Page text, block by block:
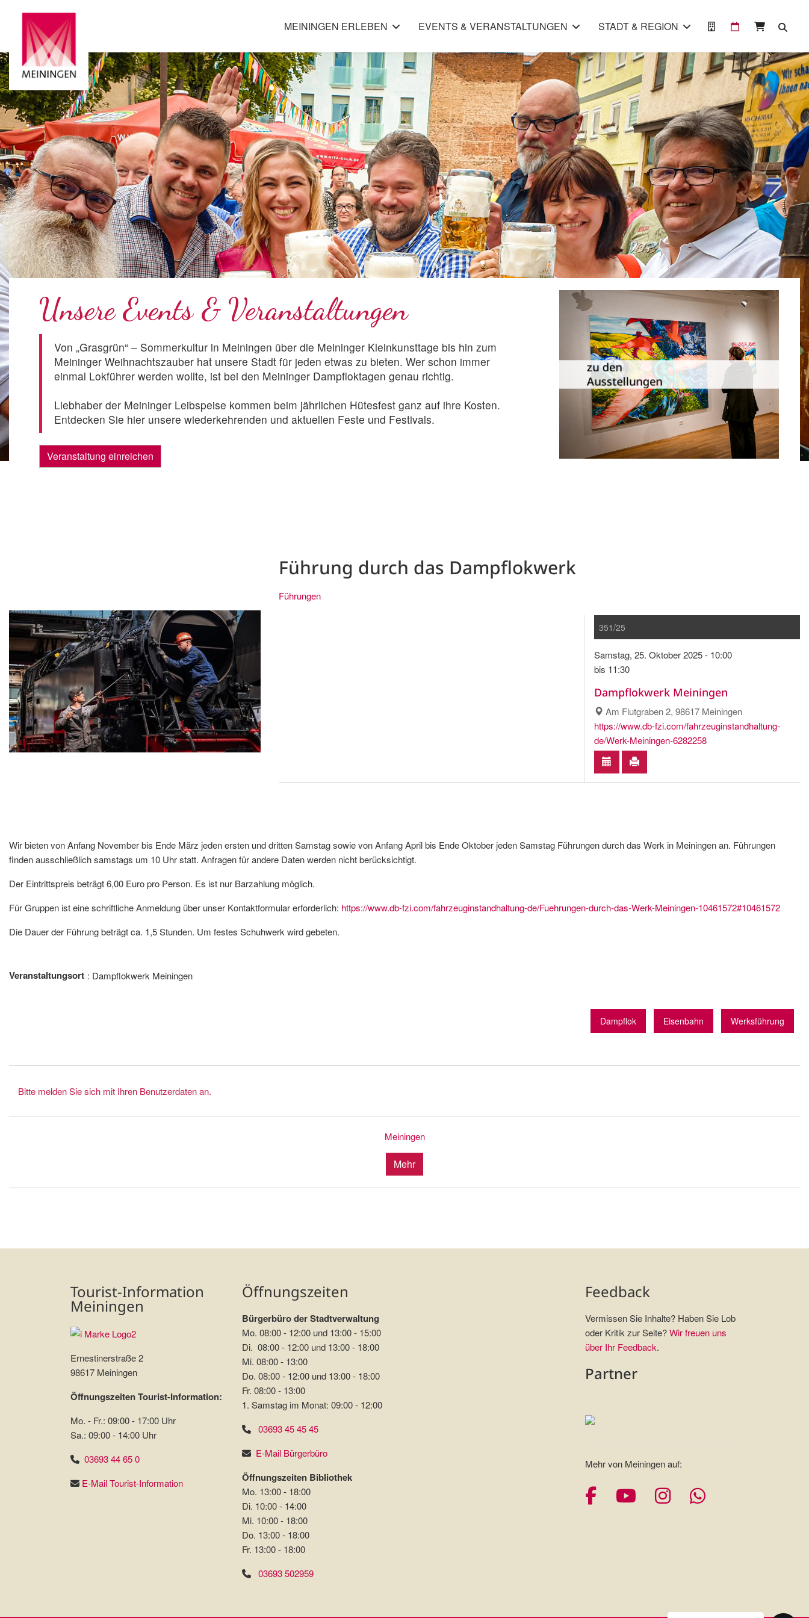
MEININGEN ERLEBEN EVENTS & VERANSTALTUNGEN STADT & REGION
Unsere Events & Veranstaltungen
Von „Grasgrün“ – Sommerkultur in Meiningen über die Meininger Kleinkunsttage bis hin zum
Meininger Weihnachtszauber hat unsere Stadt für jeden etwas zu bieten. Wer schon immer
einmal Lokführer werden wollte, ist bei den Meininger Dampfloktagen genau richtig.
Liebhaber der Meininger Leibspeise kommen beim jährlichen Hütesfest ganz auf ihre Kosten.
Entdecken Sie hier unsere wiederkehrenden und aktuellen Feste und Festivals.
Veranstaltung einreichen
zu den
Ausstellungen
Die Dauer­ausstellungen in
Meiningen und Umgebung als
Übersicht.
zu den Ausstellungen
Führung durch das Dampflokwerk
Führungen
351/25
Samstag, 25. Oktober 2025 - 10:00
bis 11:30
Dampflokwerk Meiningen
Am Flutgraben 2, 98617 Meiningen
https://www.db-fzi.com/fahrzeuginstandhaltung-
de/Werk-Meiningen-6282258
Wir bieten von Anfang November bis Ende März jeden ersten und dritten Samstag sowie von Anfang April bis Ende Oktober jeden Samstag Führungen durch das Werk in Meiningen an. Führungen
finden ausschließlich samstags um 10 Uhr statt. Anfragen für andere Daten werden nicht berücksichtigt.
Der Eintrittspreis beträgt 6,00 Euro pro Person. Es ist nur Barzahlung möglich.
Für Gruppen ist eine schriftliche Anmeldung über unser Kontaktformular erforderlich: https://www.db-fzi.com/fahrzeuginstandhaltung-de/Fuehrungen-durch-das-Werk-Meiningen-10461572#10461572
Die Dauer der Führung beträgt ca. 1,5 Stunden. Um festes Schuhwerk wird gebeten.
Veranstaltungsort Dampflokwerk Meiningen
Dampflok Eisenbahn Werksführung
Bitte melden Sie sich mit Ihren Benutzerdaten an.
Meiningen
Mehr
Tourist-Information
Meiningen
Ernestinerstraße 2
98617 Meiningen
Öffnungszeiten Tourist-Information:
Mo. - Fr.: 09:00 - 17:00 Uhr
Sa.: 09:00 - 14:00 Uhr
03693 44 65 0
E-Mail Tourist-Information
Öffnungszeiten
Bürgerbüro der Stadtverwaltung
Mo. 08:00 - 12:00 und 13:00 - 15:00
Di. 08:00 - 12:00 und 13:00 - 18:00
Mi. 08:00 - 13:00
Do. 08:00 - 12:00 und 13:00 - 18:00
Fr. 08:00 - 13:00
1. Samstag im Monat: 09:00 - 12:00
03693 45 45 45
E-Mail Bürgerbüro
Öffnungszeiten Bibliothek
Mo. 13:00 - 18:00
Di. 10:00 - 14:00
Mi. 10:00 - 18:00
Do. 13:00 - 18:00
Fr. 13:00 - 18:00
03693 502959
Feedback
Vermissen Sie Inhalte? Haben Sie Lob
oder Kritik zur Seite?Wir freuen uns
über Ihr Feedback.
Partner
Mehr von Meiningen auf:
FacebookYouTube
InstagramWhatsapp